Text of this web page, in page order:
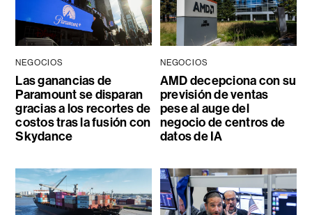
NEGOCIOS
Las ganancias de
Paramount se disparan
gracias a los recortes de
costos tras la fusión con
Skydance
NEGOCIOS
AMD decepciona con su
previsión de ventas
pese al auge del
negocio de centros de
datos de IA